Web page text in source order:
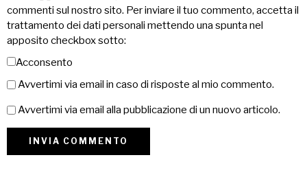
commenti sul nostro sito. Per inviare il tuo commento, accetta il
trattamento dei dati personali mettendo una spunta nel
apposito checkbox sotto:
Acconsento
Avvertimi via email in caso di risposte al mio commento.
Avvertimi via email alla pubblicazione di un nuovo articolo.